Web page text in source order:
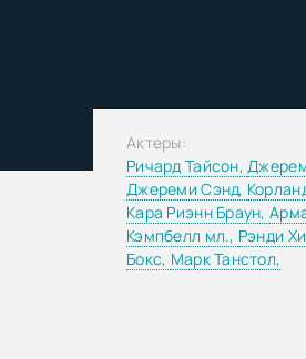
Актеры:
Ричард Тайсон,
Джереми Сэнд,
Кара Риэнн Браун,
Кэмпбелл мл., Рэнди
Бокс, Марк Танстол,